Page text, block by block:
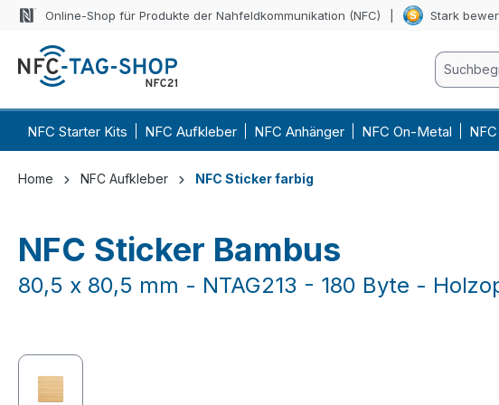
Hauptinhalt springen
Zur Suche springen
Zur Hauptnavigation springen
Online-Shop für Produkte der Nahfeldkommunikation (NFC) Stark
NFC Starter Kits NFC Aufkleber NFC Anhänger NFC On-Metal
Home NFC Aufkleber NFC Sticker farbig
NFC Sticker Bambus
80,5 x 80,5 mm - NTAG213 - 180 Byte -
Bildergalerie überspringen